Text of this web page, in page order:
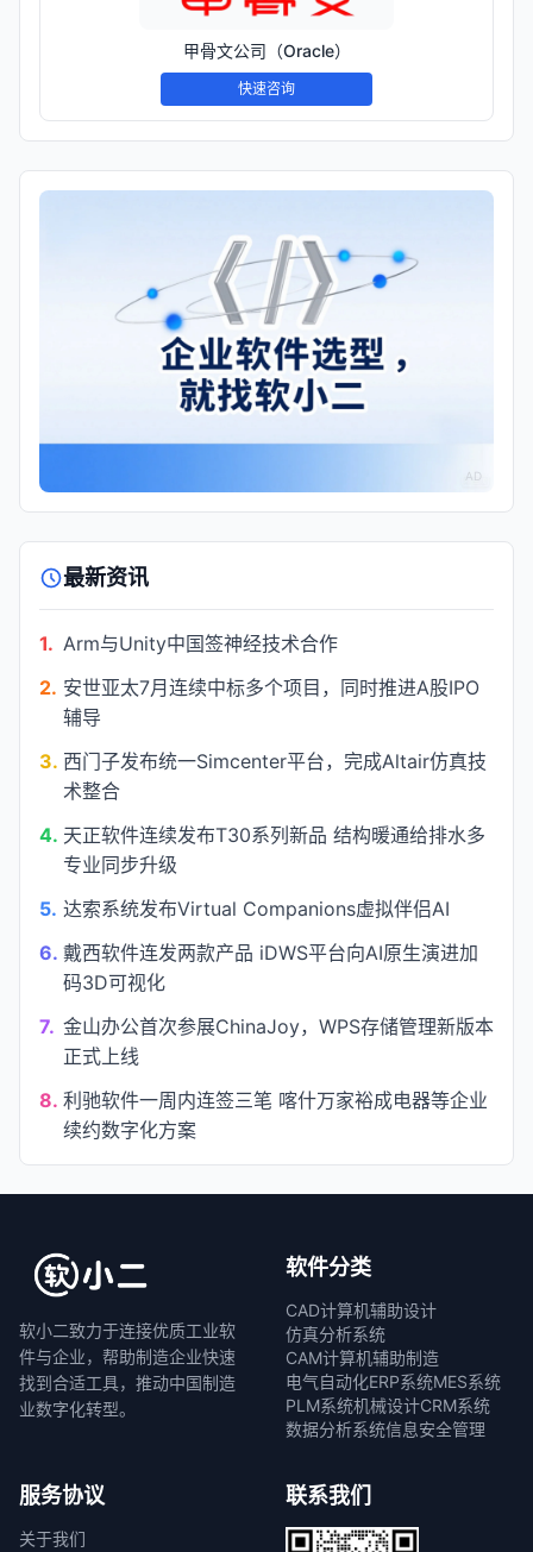
甲骨文公司（Oracle）
快速咨询
AD
最新资讯
1. Arm与Unity中国签神经技术合作
2. 安世亚太7月连续中标多个项目，同时推进A股IPO
辅导
3. 西门子发布统一Simcenter平台，完成Altair仿真技
术整合
4. 天正软件连续发布T30系列新品 结构暖通给排水多
专业同步升级
5. 达索系统发布Virtual Companions虚拟伴侣AI
6. 戴西软件连发两款产品 iDWS平台向AI原生演进加
码3D可视化
7. 金山办公首次参展ChinaJoy，WPS存储管理新版本
正式上线
8. 利驰软件一周内连签三笔 喀什万家裕成电器等企业
续约数字化方案
软小二致力于连接优质工业软
件与企业，帮助制造企业快速
找到合适工具，推动中国制造
业数字化转型。
软件分类
CAD计算机辅助设计
仿真分析系统
CAM计算机辅助制造
电气自动化ERP系统MES系统
PLM系统机械设计CRM系统
数据分析系统信息安全管理
服务协议
关于我们
联系我们